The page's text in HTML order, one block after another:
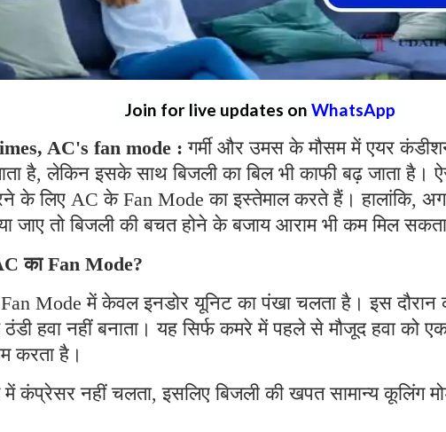
Join for live updates on WhatsApp
AC's fan mode : गर्मी और उमस के मौसम में एयर
है, लेकिन इसके साथ बिजली का बिल भी काफी बढ़ जाता है।
के लिए AC के Fan Mode का इस्तेमाल करते हैं। हालांकि,
जाए तो बिजली की बचत होने के बजाय आराम भी कम मिल
का Fan Mode?
Mode में केवल इनडोर यूनिट का पंखा चलता है। इस दौरान
ठंडी हवा नहीं बनाता। यह सिर्फ कमरे में पहले से मौजूद हवा को
करता है।
कंप्रेसर नहीं चलता, इसलिए बिजली की खपत सामान्य कूलिंग